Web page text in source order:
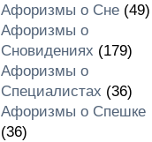
Афоризмы о Сне(49)
Афоризмы о
Сновидениях (179)
Афоризмы о
Специалистах (36)
Афоризмы о Спешке
(36)